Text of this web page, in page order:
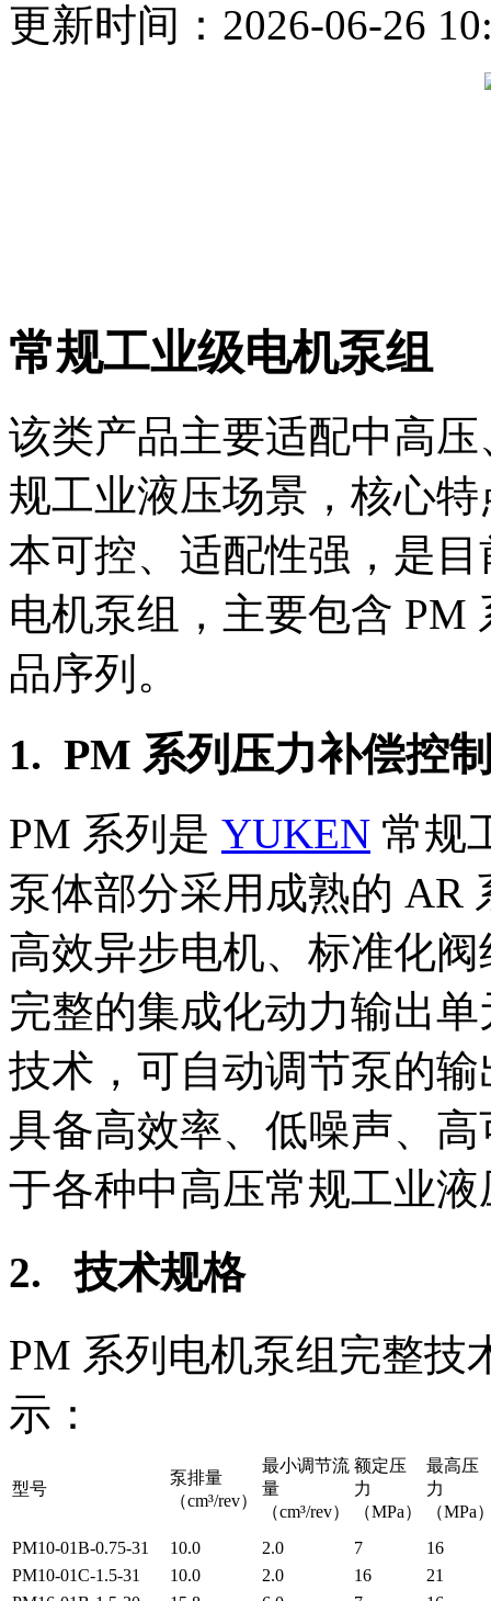
更新时间：2026-06-26
常规工业级电机泵组
该类产品主要适配中高
规工业液压场景，核心
本可控、适配性强，是
电机泵组，主要包含 PM
品序列。
1. PM 系列压力补偿控
PM 系列是 YUKEN 常规
泵体部分采用成熟的 AR
高效异步电机、标准化
完整的集成化动力输出
技术，可自动调节泵的
具备高效率、低噪声、
于各种中高压常规工业
2. 技术规格
PM 系列电机泵组完整技
示：
型号
泵排量
（cm³/rev）
最小调节流
量
（cm³/rev）
额定压
力
（MPa）
最高压
力
（MPa
PM10-01B-0.75-31
10.0 2.0 7
16
PM10-01C-1.5-31
10.0 2.0 16
21